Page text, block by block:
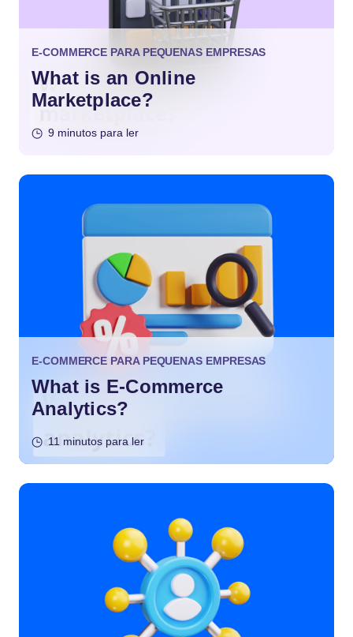
E-COMMERCE PARA PEQUENAS EMPRESAS
What is an Online
Marketplace?
9 minutos para ler
E-COMMERCE PARA PEQUENAS EMPRESAS
What is E-Commerce
Analytics?
11 minutos para ler